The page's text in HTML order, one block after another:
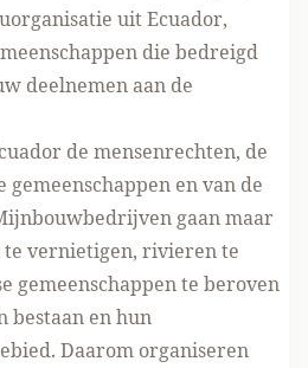
uit Ecuador,
die bedreigd
deelnemen aan de
de mensenrechten, de
en van de
gaan maar
vernietigen, rivieren te
gemeenschappen te beroven
bestaan en hun
Daarom organiseren